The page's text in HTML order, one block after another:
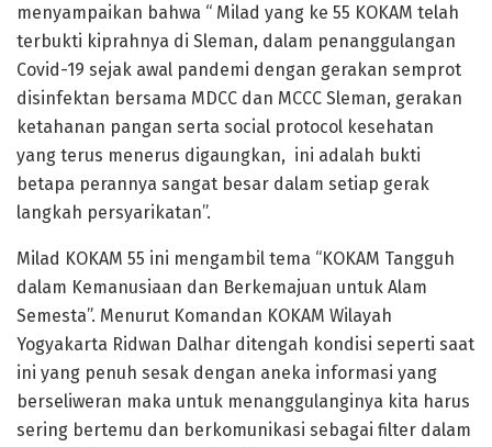
menyampaikan bahwa “ Milad yang ke 55 KOKAM telah
terbukti kiprahnya di Sleman, dalam penanggulangan
Covid-19 sejak awal pandemi dengan gerakan semprot
disinfektan bersama MDCC dan MCCC Sleman, gerakan
ketahanan pangan serta social protocol kesehatan
yang terus menerus digaungkan, ini adalah bukti
betapa perannya sangat besar dalam setiap gerak
langkah persyarikatan”.
Milad KOKAM 55 ini mengambil tema “KOKAM Tangguh
dalam Kemanusiaan dan Berkemajuan untuk Alam
Semesta”. Menurut Komandan KOKAM Wilayah
Yogyakarta Ridwan Dalhar ditengah kondisi seperti saat
ini yang penuh sesak dengan aneka informasi yang
berseliweran maka untuk menanggulanginya kita harus
sering bertemu dan berkomunikasi sebagai filter dalam